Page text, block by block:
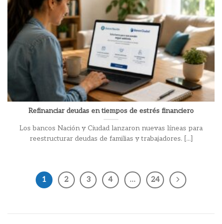
Refinanciar deudas en tiempos de estrés financiero
Los bancos Nación y Ciudad lanzaron nuevas líneas para
reestructurar deudas de familias y trabajadores. [...]
1 2 3 4 … 24